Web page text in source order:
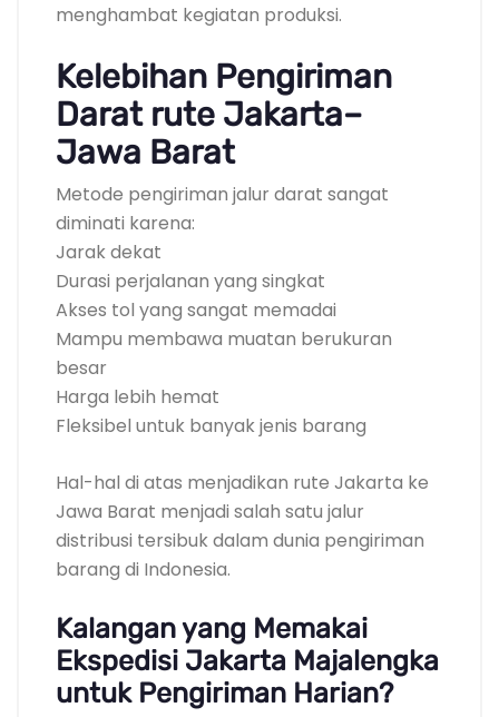
menghambat kegiatan produksi.
Kelebihan Pengiriman
Darat rute Jakarta–
Jawa Barat
Metode pengiriman jalur darat sangat
diminati karena:
Jarak dekat
Durasi perjalanan yang singkat
Akses tol yang sangat memadai
Mampu membawa muatan berukuran
besar
Harga lebih hemat
Fleksibel untuk banyak jenis barang
Hal-hal di atas menjadikan rute Jakarta ke
Jawa Barat menjadi salah satu jalur
distribusi tersibuk dalam dunia pengiriman
barang di Indonesia.
Kalangan yang Memakai
Ekspedisi Jakarta Majalengka
untuk Pengiriman Harian?